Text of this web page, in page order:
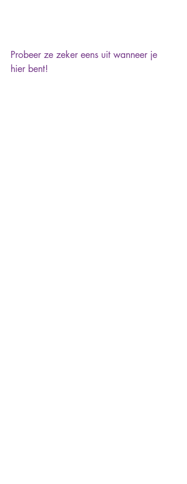
Probeer ze zeker eens uit wanneer je
hier bent!